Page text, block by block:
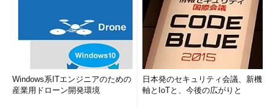
Windows系ITエンジニアのための
産業用ドローン開発環境
日本発のセキュリティ会議、新機
軸とIoTと、今後の広がりと